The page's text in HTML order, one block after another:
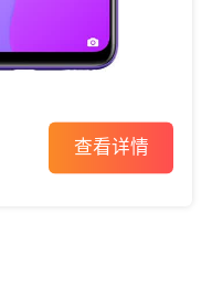
查看详情